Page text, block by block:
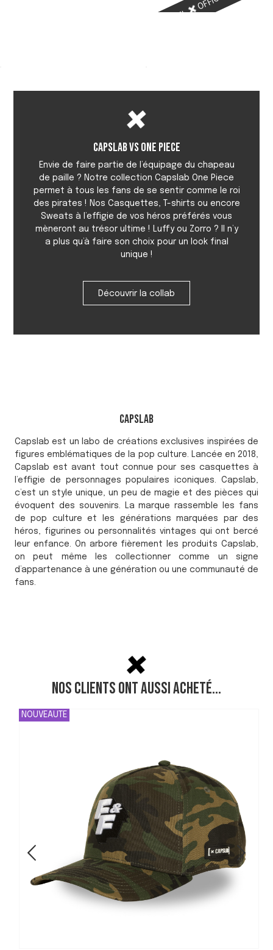
OFFICIEL
Capslab vs One Piece
Envie de faire partie de l’équipage du chapeau
de paille ? Notre collection Capslab One Piece
permet à tous les fans de se sentir comme le roi
des pirates ! Nos Casquettes, T-shirts ou encore
Sweats à l’effigie de vos héros préférés vous
mèneront au trésor ultime ! Luffy ou Zorro ? Il n’y
a plus qu’à faire son choix pour un look final
unique !
Découvrir la collab
Capslab
Capslab est un labo de créations exclusives inspirées de
figures emblématiques de la pop culture. Lancée en 2018,
Capslab est avant tout connue pour ses casquettes à
l’effigie de personnages populaires iconiques. Capslab,
c’est un style unique, un peu de magie et des pièces qui
évoquent des souvenirs. La marque rassemble les fans
de pop culture et les générations marquées par des
héros, figurines ou personnalités vintages qui ont bercé
leur enfance. On arbore fièrement les produits Capslab,
on peut même les collectionner comme un signe
d’appartenance à une génération ou une communauté de
fans.
Nos clients ont aussi acheté...
NOUVEAUTE